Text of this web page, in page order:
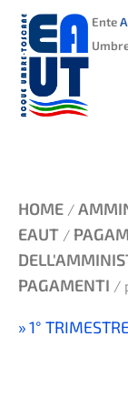
VAI
CONTENUTO
EnteA
HOME /
EAUT /
PAGAMENTI /
1°